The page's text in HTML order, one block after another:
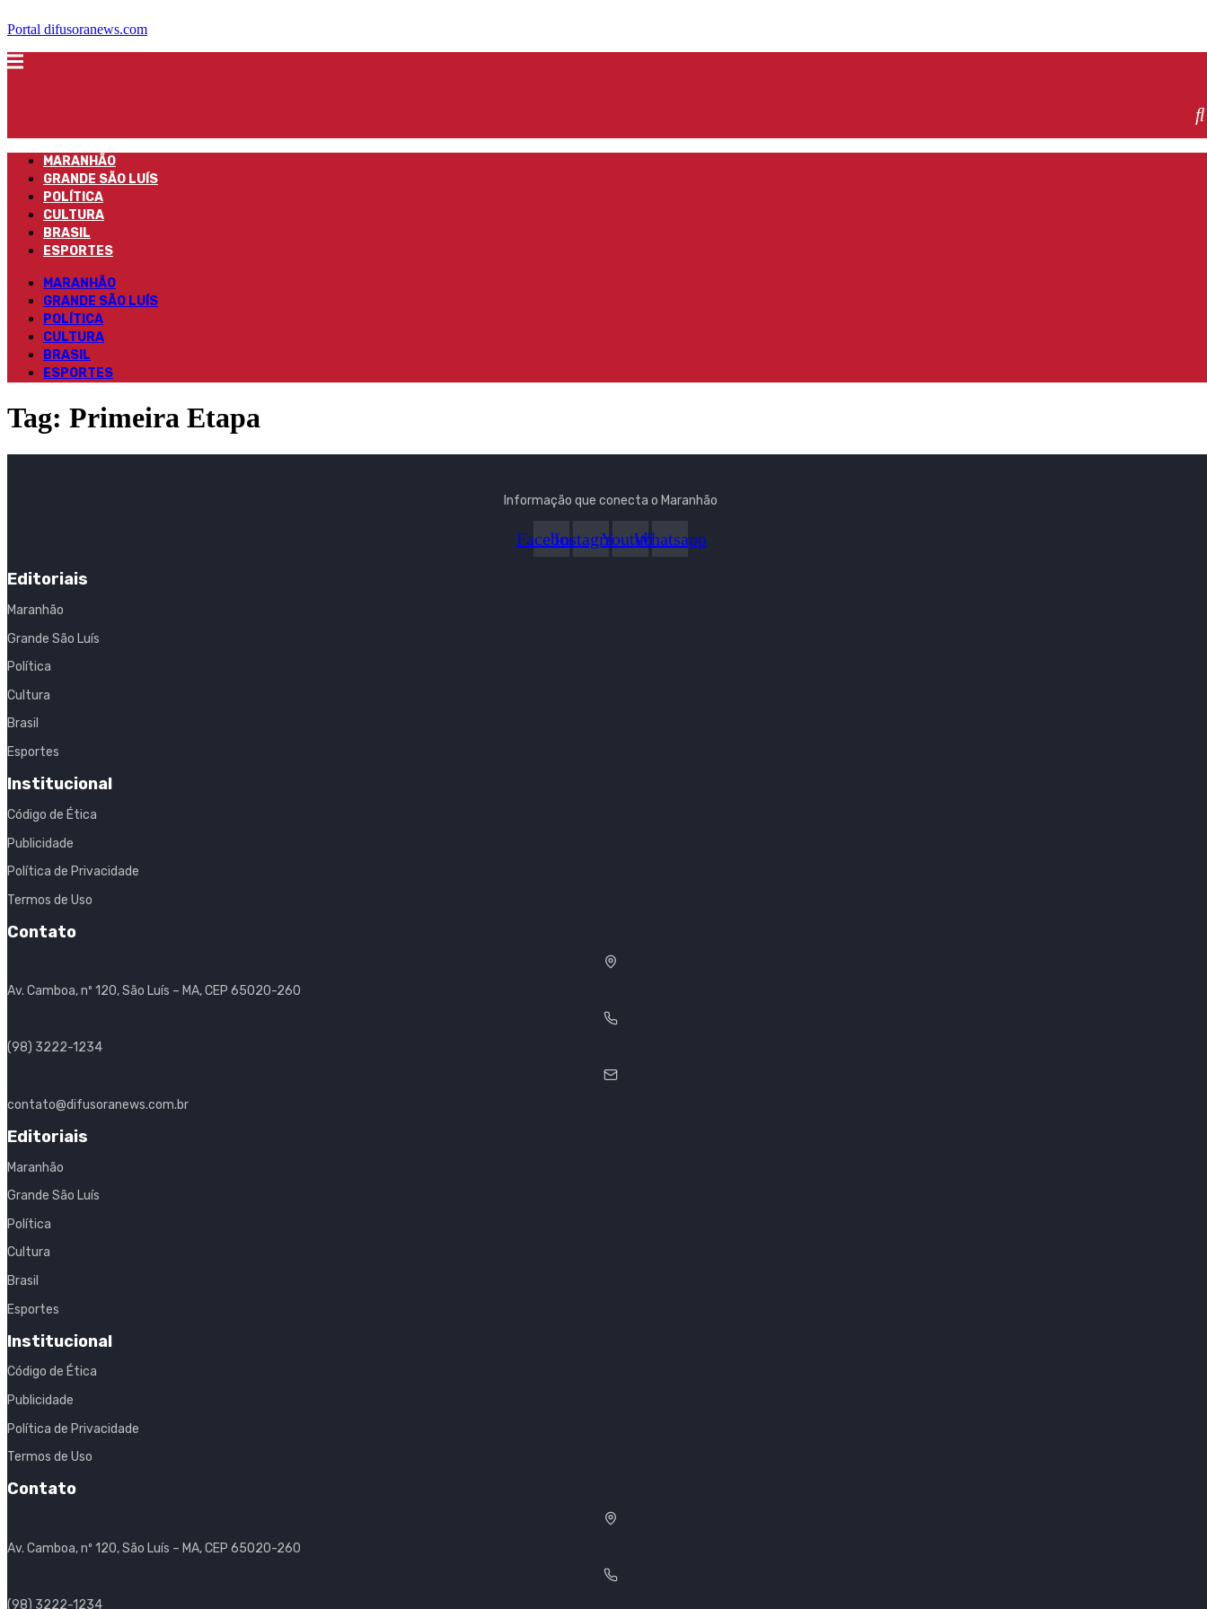
Portal difusoranews.com
MARANHÃO
GRANDE SÃO LUÍS
POLÍTICA
CULTURA
BRASIL
ESPORTES
MARANHÃO
GRANDE SÃO LUÍS
POLÍTICA
CULTURA
BRASIL
ESPORTES
Tag: Primeira Etapa
Informação que conecta o Maranhão
FacebookInstagramYoutubeWhatsapp
Editoriais
Maranhão
Grande São Luís
Política
Cultura
Brasil
Esportes
Institucional
Código de Ética
Publicidade
Política de Privacidade
Termos de Uso
Contato
Av. Camboa, nº 120, São Luís – MA, CEP 65020-260
(98) 3222-1234
contato@difusoranews.com.br
Editoriais
Maranhão
Grande São Luís
Política
Cultura
Brasil
Esportes
Institucional
Código de Ética
Publicidade
Política de Privacidade
Termos de Uso
Contato
Av. Camboa, nº 120, São Luís – MA, CEP 65020-260
(98) 3222-1234